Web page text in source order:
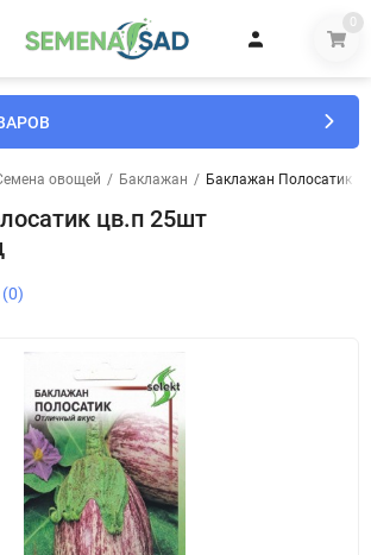
0
овощей / Баклажан / Баклажан Полосатик
цв.п 25шт